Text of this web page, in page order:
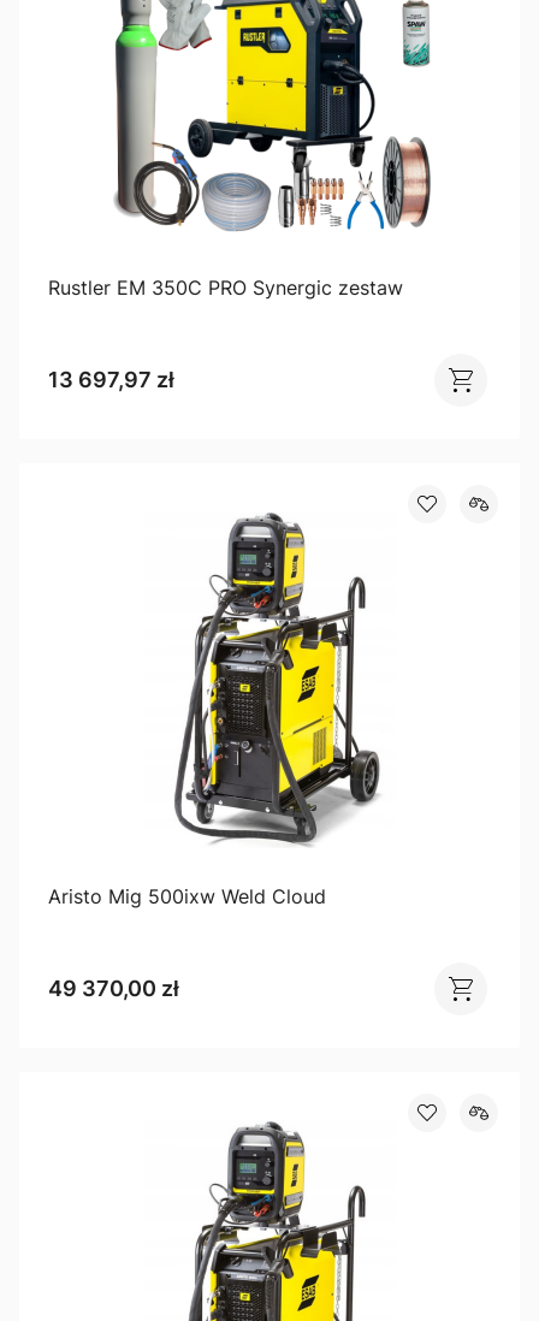
Rustler EM 350C PRO Synergic zestaw
13 697,97 zł
Aristo Mig 500ixw Weld Cloud
49 370,00 zł